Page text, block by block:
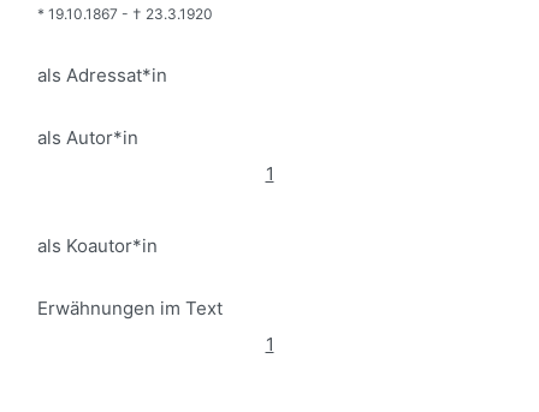
* 19.10.1867 - † 23.3.1920
als Adressat*in
als Autor*in
1
als Koautor*in
Erwähnungen im Text
1